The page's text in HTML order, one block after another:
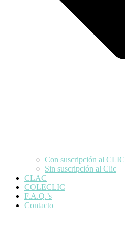
Con suscripción al CLIC
Sin suscripción al Clic
CLAC
COLECLIC
F.A.Q.’s
Contacto